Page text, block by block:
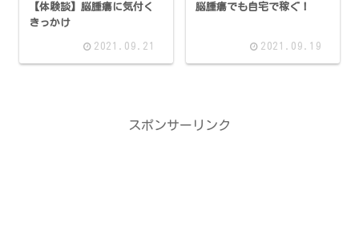
【体験談】脳腫瘍に気付く
きっかけ
2021.09.21
脳腫瘍でも自宅で稼ぐ！
2021.09.19
スポンサーリンク